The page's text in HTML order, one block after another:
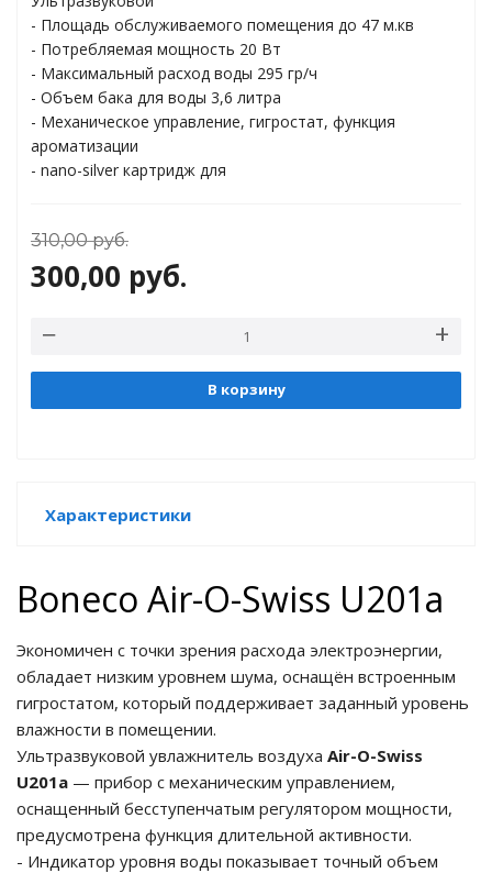
- Площадь обслуживаемого помещения до 47 м.кв
- Потребляемая мощность 20 Вт
- Максимальный расход воды 295 гр/ч
- Объем бака для воды 3,6 литра
- Механическое управление, гигростат, функция
ароматизации
- nano-silver картридж для
310,00руб.
300,00 руб.
В корзину
Характеристики
Boneco Air-O-Swiss U201a
Экономичен с точки зрения расхода электроэнергии,
обладает низким уровнем шума, оснащён встроенным
гигростатом, который поддерживает заданный уровень
влажности в помещении.
Ультразвуковой увлажнитель воздуха Air-O-Swiss
U201a — прибор с механическим управлением,
оснащенный бесступенчатым регулятором мощности,
предусмотрена функция длительной активности.
- Индикатор уровня воды показывает точный объем